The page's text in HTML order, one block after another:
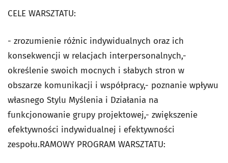
CELE WARSZTATU:
- zrozumienie różnic indywidualnych oraz ich
konsekwencji w relacjach interpersonalnych,-
określenie swoich mocnych i słabych stron w
obszarze komunikacji i współpracy,- poznanie wpływu
własnego Stylu Myślenia i Działania na
funkcjonowanie grupy projektowej,- zwiększenie
efektywności indywidualnej i efektywności
zespołu.RAMOWY PROGRAM WARSZTATU: